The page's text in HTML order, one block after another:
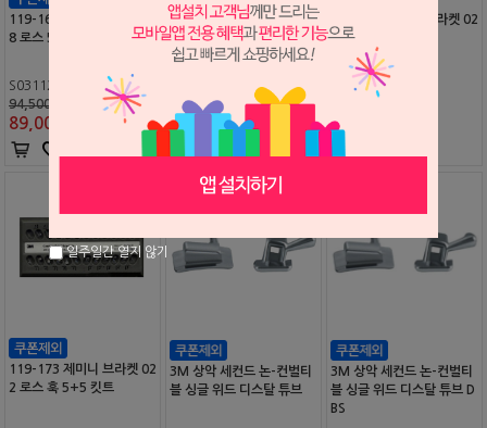
119-162 제미니 브라켓 01
8 로스 5+5 킷트
S0311219
94,500원
89,000
119-163 제미니 브라켓 01
8 로스 훅 5+5 킷트
94,500원
89,000 원
119-172 제미니 브라켓 02
2 로스 5+5 킷트
S0311222
89,000
119-173 제미니 브라켓 02
2 로스 훅 5+5 킷트
3M 상악 세컨드 논-컨벌티
블 싱글 위드 디스탈 튜브
3M 상악 세컨드 논-컨벌티
블 싱글 위드 디스탈 튜브 D
BS
일주일간 열지 않기